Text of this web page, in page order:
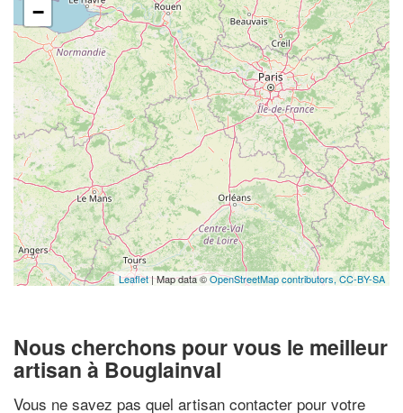
−
Leaflet| Map data ©OpenStreetMap contributors, CC-BY-SA
Nous cherchons pour vous le meilleur
artisan à Bouglainval
Vous ne savez pas quel artisan contacter pour votre